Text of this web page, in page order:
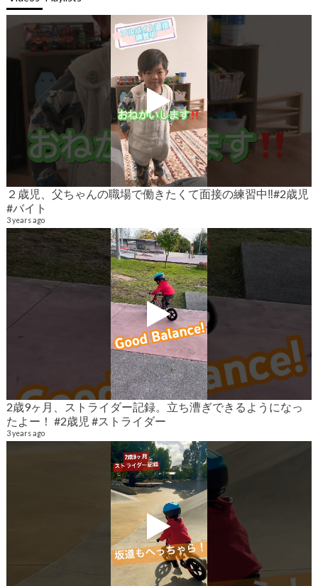
２歳児、父ちゃんの職場で働きたくて面接の練習中‼️#2歳児
#バイト
3 years ago
2歳9ヶ月、ストライダー記録。立ち漕ぎできるようになっ
たよー！ #2歳児 #ストライダー
3 years ago